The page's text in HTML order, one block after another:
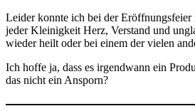
Leider konnte ich bei der Eröffnungsfeier
jeder Kleinigkeit Herz, Verstand und
wieder heilt oder bei einem der vielen
Ich hoffe ja, dass es irgendwann ein
das nicht ein Ansporn?